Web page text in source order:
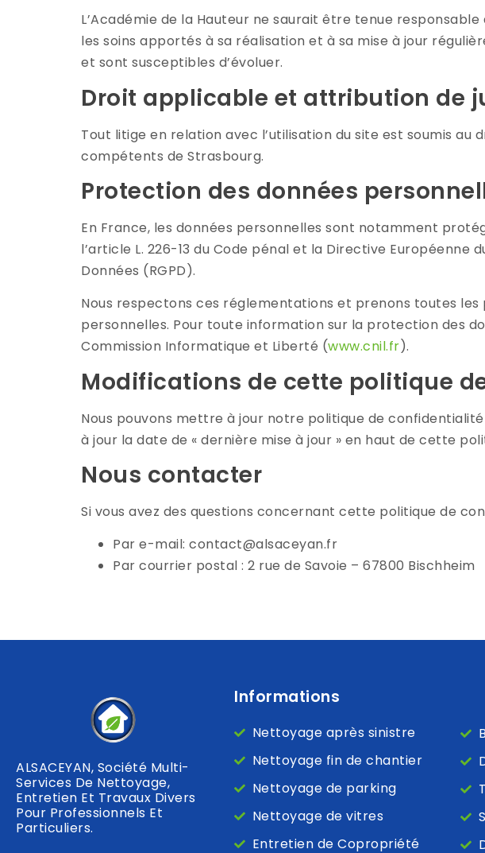
L’Académie de la Hauteur ne saurait être tenue
les soins apportés à sa réalisation et à sa mise à jour
et sont susceptibles d’évoluer.
Droit applicable et attribution de
Tout litige en relation avec l’utilisation du site est soumis
compétents de Strasbourg.
Protection des données
En France, les données personnelles sont notamment
l’article L. 226-13 du Code pénal et la Directive Européenne
Données (RGPD).
Nous respectons ces réglementations et prenons toutes
personnelles. Pour toute information sur la protection des
Commission Informatique et Liberté (www.cnil.fr).
Modifications de cette politique
Nous pouvons mettre à jour notre politique de
à jour la date de « dernière mise à jour » en haut de cette
Nous contacter
Si vous avez des questions concernant cette politique de
Par e-mail: contact@alsaceyan.fr
Par courrier postal : 2 rue de Savoie – 67800 Bischheim
ALSACEYAN, Société Multi-
Services De Nettoyage,
Entretien Et Travaux Divers
Pour Professionnels Et
Particuliers.
Informations
Nettoyage après sinistre
Nettoyage fin de chantier
Nettoyage de parking
Nettoyage de vitres
Entretien de Copropriété